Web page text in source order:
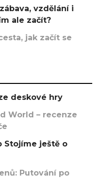
vzdělání i
ale začít?
jak začít se
deskové hry
World – recenze
Stojíme ještě o
Putování po